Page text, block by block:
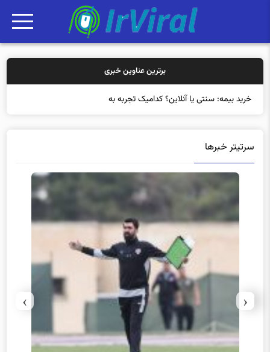
برترین عناوین خبری
خرید بیمه: سنتی یا آنلاین؟ کدامیک تجربه بهتری برای
سرتیتر خبرها
‹
›